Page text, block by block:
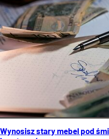
Wynosisz stary mebel pod